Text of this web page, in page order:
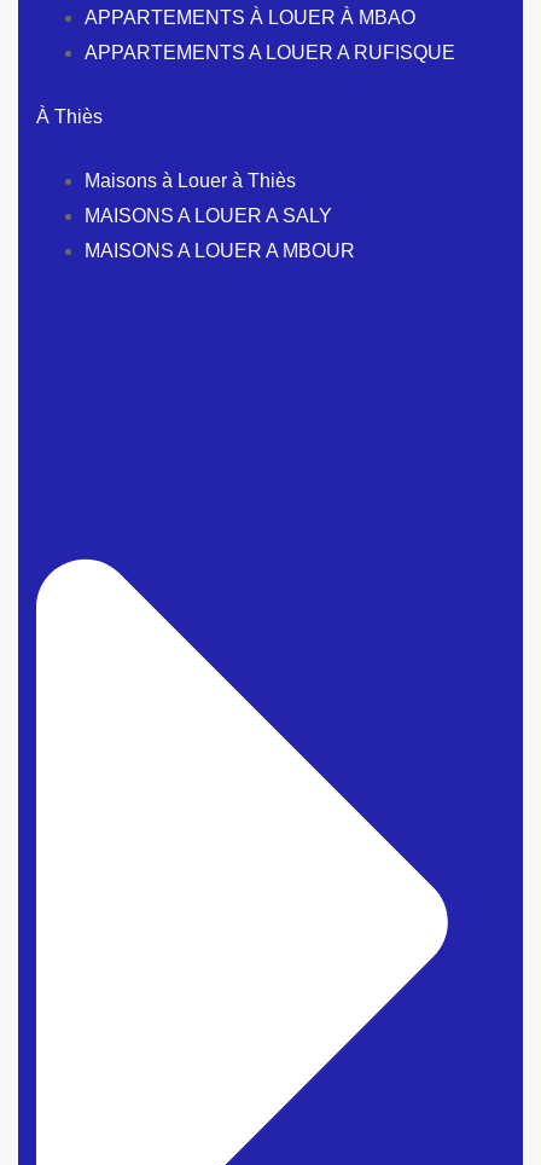
APPARTEMENTS À LOUER À MBAO
APPARTEMENTS A LOUER A RUFISQUE
À Thiès
Maisons à Louer à Thiès
MAISONS A LOUER A SALY
MAISONS A LOUER A MBOUR